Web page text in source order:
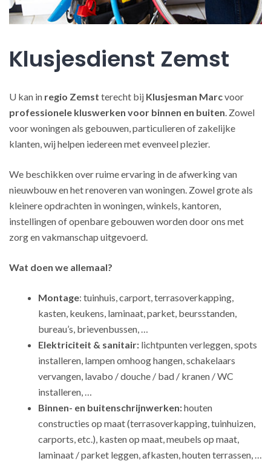
Klusjesdienst Zemst
U kan in regio Zemst terecht bij Klusjesman Marcvoor
professionele kluswerken voor binnen en buiten. Zowel
voor woningen als gebouwen, particulieren of zakelijke
klanten, wij helpen iedereen met evenveel plezier.
We beschikken over ruime ervaring in de afwerking van
nieuwbouw en het renoveren van woningen. Zowel grote als
kleinere opdrachten in woningen, winkels, kantoren,
instellingen of openbare gebouwen worden door ons met
zorg en vakmanschap uitgevoerd.
Wat doen we allemaal?
Montage: tuinhuis, carport, terrasoverkapping,
kasten, keukens, laminaat, parket, beursstanden,
bureau’s, brievenbussen, …
Elektriciteit & sanitair: lichtpunten verleggen, spots
installeren, lampen omhoog hangen, schakelaars
vervangen, lavabo / douche / bad / kranen / WC
installeren, …
Binnen- en buitenschrijnwerken:houten
constructies op maat (terrasoverkapping, tuinhuizen,
carports, etc.), kasten op maat, meubels op maat,
laminaat / parket leggen, afkasten, houten terrassen, …